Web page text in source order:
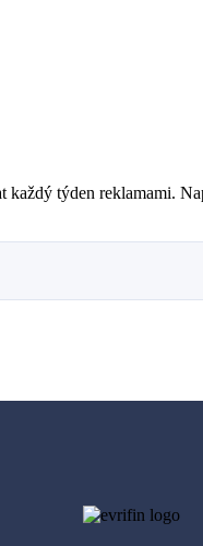
každý týden reklamami.